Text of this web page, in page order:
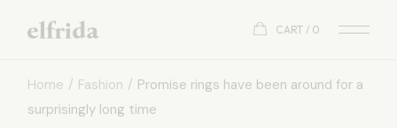
CART 0
Home Fashion
Promise rings have been around for a
surprisingly long time